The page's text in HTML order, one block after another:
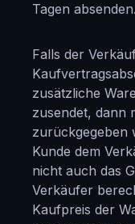
Tagen absenden.
Falls der
zusätzliche
zusendet, dann
zurückgegeben
Kunde dem
nicht auch das
Verkäufer
Kaufpreis der